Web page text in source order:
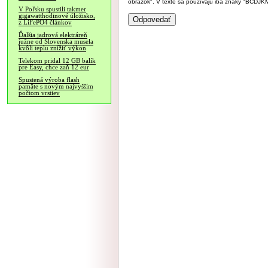
V Poľsku spustili takmer
gigawatthodinové úložisko,
z LiFePO4 článkov
Ďalšia jadrová elektráreň
južne od Slovenska musela
kvôli teplu znížiť výkon
Telekom pridal 12 GB balík
pre Easy, chce zaň 12 eur
Spustená výroba flash
pamäte s novým najvyšším
počtom vrstiev
obrázok". V texte sa používajú iba znaky